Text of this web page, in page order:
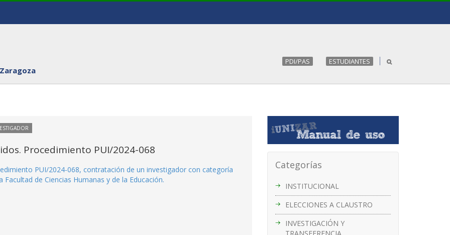
PDI/PAS ESTUDIANTES
Categorías
INSTITUCIONAL
ELECCIONES A CLAUSTRO
INVESTIGACIÓN Y
Procedimiento PUI/2024-068
PUI/2024-068, contratación de un investigador con categoría
de Ciencias Humanas y de la Educación.